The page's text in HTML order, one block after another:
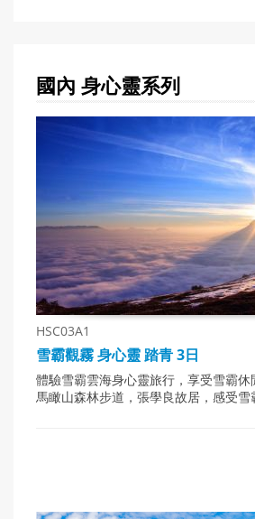
國內 身心靈系列
HSC03A1
雪霸觀霧 身心靈 踏青 3日
體驗雪霸雲海身心靈旅行，享受雪霸
馬瞰山森林步道，張學良故居，感受雪